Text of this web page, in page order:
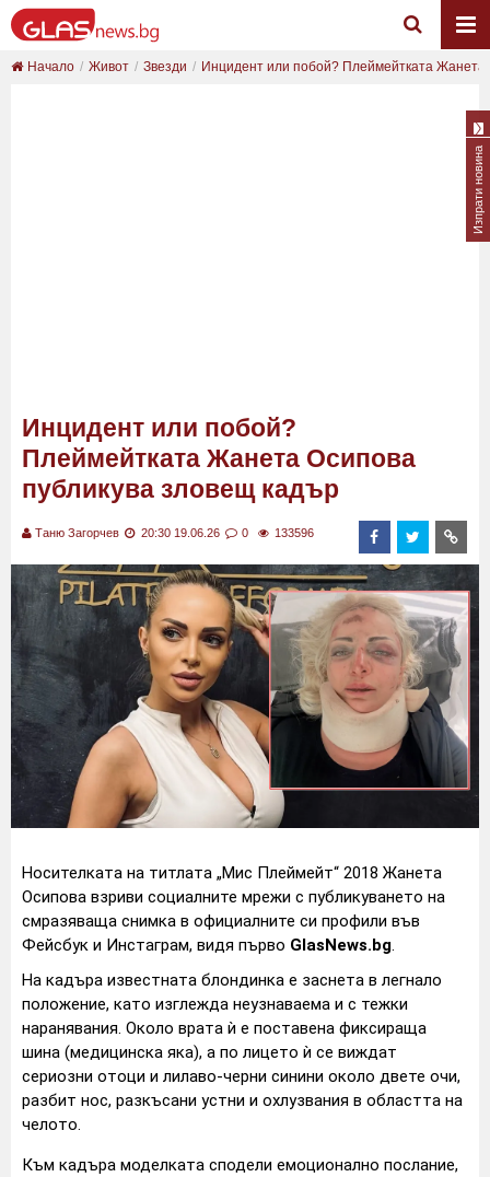
Начало Живот Звезди Инцидент или побой? Плеймейтката Жанета
Инцидент или побой?
Плеймейтката Жанета Осипова
публикува зловещ кадър
Таню Загорчев 20:30 19.06.26 0 133596
Носителката на титлата „Мис Плеймейт“ 2018 Жанета
Осипова взриви социалните мрежи с публикуването на
смразяваща снимка в официалните си профили във
Фейсбук и Инстаграм, видя първо GlasNews.bg.
На кадъра известната блондинка е заснета в легнало
положение, като изглежда неузнаваема и с тежки
наранявания. Около врата ѝ е поставена фиксираща
шина (медицинска яка), а по лицето ѝ се виждат
сериозни отоци и лилаво-черни синини около двете очи,
разбит нос, разкъсани устни и охлузвания в областта на
челото.
Към кадъра моделката сподели емоционално послание,
Изпрати новина